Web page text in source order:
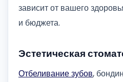
зависит от вашего
и бюджета.
Эстетическая
Отбеливание зубов,